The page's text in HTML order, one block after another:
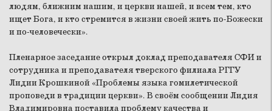
людям, ближним нашим, и церкви нашей, и всем тем, кто
ищет Бога, и кто стремится в жизни своей жить по-Божески
и по-человечески».
Пленарное заседание открыл доклад преподавателя СФИ и
сотрудника и преподавателя тверского филиала РГГУ
Лидии Крошкиной «Проблемы языка гомилетической
проповеди в традиции церкви». В своём сообщении Лидия
Владимировна поставила проблему качества и